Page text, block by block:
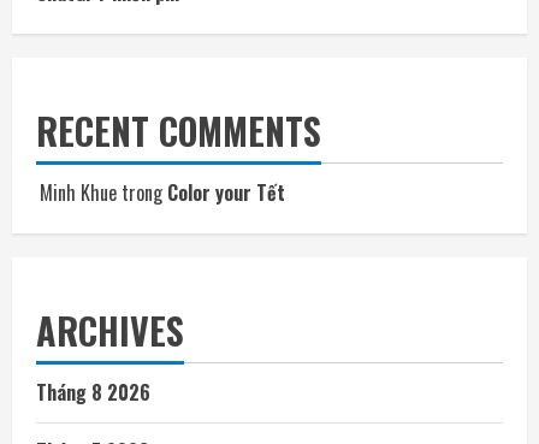
RECENT COMMENTS
Minh Khue trongColor your Tết
ARCHIVES
Tháng 8 2026